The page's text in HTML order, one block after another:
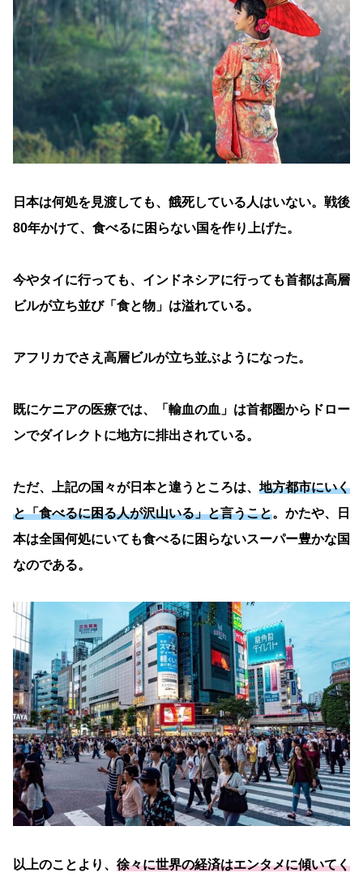
日本は何処を見渡しても、餓死している人はいない。戦後
80年かけて、食べるに困らない国を作り上げた。
今やタイに行っても、インドネシアに行っても首都は高層
ビルが立ち並び「食と物」は溢れている。
アフリカでさえ高層ビルが立ち並ぶようになった。
既にケニアの医療では、「輸血の血」は首都圏からドロー
ンでダイレクトに地方に排出されている。
ただ、上記の国々が日本と違うところは、 地方都市にいく
と「食べるに困る人が沢山いる」と言うこと。かたや、日
本は全国何処にいても食べるに困らないスーパー豊かな国
なのである。
以上のことより、 徐々に世界の経済はエンタメに傾いてく